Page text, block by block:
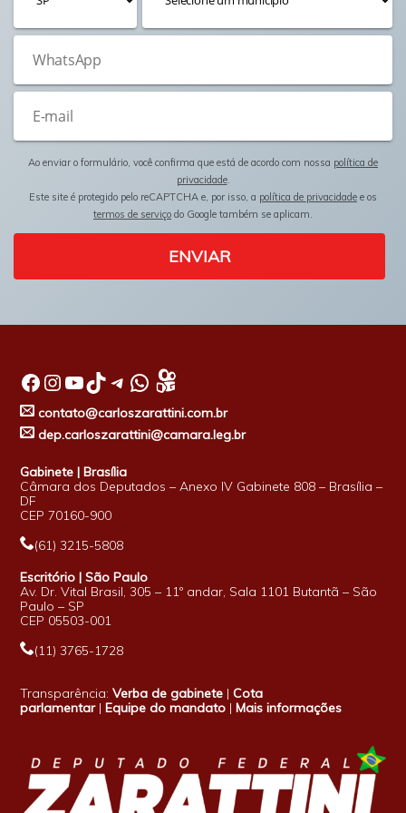
Ao enviar o formulário, você confirma que está de acordo com nossa política de
privacidade.
Este site é protegido pelo reCAPTCHA e, por isso, a política de privacidade e os
termos de serviço do Google também se aplicam.
ENVIAR
Facebook InstagramYoutube TikTok Telegram WhatsApp
contato@carloszarattini.com.br
dep.carloszarattini@camara.leg.br
Gabinete | Brasília
Câmara dos Deputados – Anexo IV Gabinete 808 – Brasília –
DF
CEP 70160-900
(61) 3215-5808
Escritório | São Paulo
Av. Dr. Vital Brasil, 305 – 11º andar, Sala 1101 Butantã – São
Paulo – SP
CEP 05503-001
(11) 3765-1728
Transparência:Verba de gabinete |Cota
parlamentar|Equipe do mandato |Mais informações